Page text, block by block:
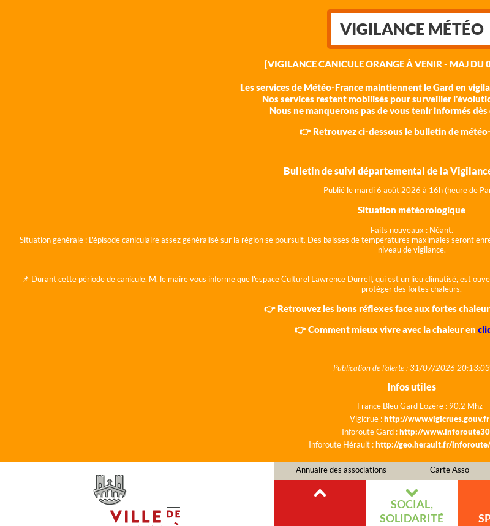
VIGILANCE MÉTÉO
[VIGILANCE CANICULE ORANGE À VENIR - MAJ
Les services de Météo-France maintiennent le Gard en
Nos services restent mobilisés pour surveiller
Nous ne manquerons pas de vous tenir informés dès
👉 Retrouvez ci-dessous le bulletin de
Bulletin de suivi départemental de la
Publié le mardi 6 août 2026 à 16h (heure de
Situation météorologique
Faits nouveaux : Néant.
Situation générale : L'épisode caniculaire assez généralisé sur la région se poursuit. Des baisses de températures maximales seront
niveau de vigilance.
📌 Durant cette période de canicule, M. le maire vous informe que l'espace Culturel Lawrence Durrell, qui est un lieu climatisé, est
protéger des fortes chaleurs.
👉 Retrouvez les bons réflexes face aux fortes
👉 Comment mieux vivre avec la chaleur en
Publication de l'alerte : 31/07/2026 20:13:03
Infos utiles
France Bleu Gard Lozère : 90.2 Mhz
Vigicrue :http://www.vigicrues.gouv.fr
Inforoute Gard :http://
Inforoute Hérault :http://geo.herault.fr/
Annuaire des associations Carte Asso
SOCIAL,
SOLIDARITÉ